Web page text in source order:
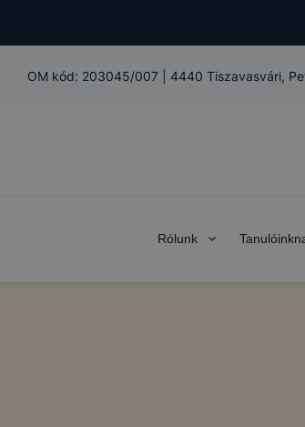
OM kód: 203045/007 4440 Tiszavasvári,
Rólunk